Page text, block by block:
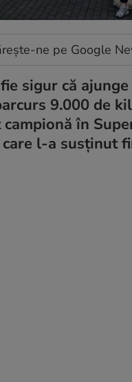
ne pe Google
sigur că
9.000 de
în
l-a susținut